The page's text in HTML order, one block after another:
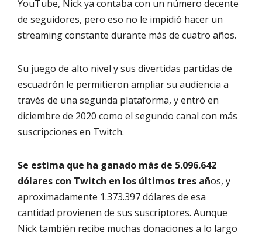
YouTube, Nick ya contaba con un número decente
de seguidores, pero eso no le impidió hacer un
streaming constante durante más de cuatro años.
Su juego de alto nivel y sus divertidas partidas de
escuadrón le permitieron ampliar su audiencia a
través de una segunda plataforma, y entró en
diciembre de 2020 como el segundo canal con más
suscripciones en Twitch.
Se estima que ha ganado más de 5.096.642
dólares con Twitch en los últimos tres años, y
aproximadamente 1.373.397 dólares de esa
cantidad provienen de sus suscriptores. Aunque
Nick también recibe muchas donaciones a lo largo